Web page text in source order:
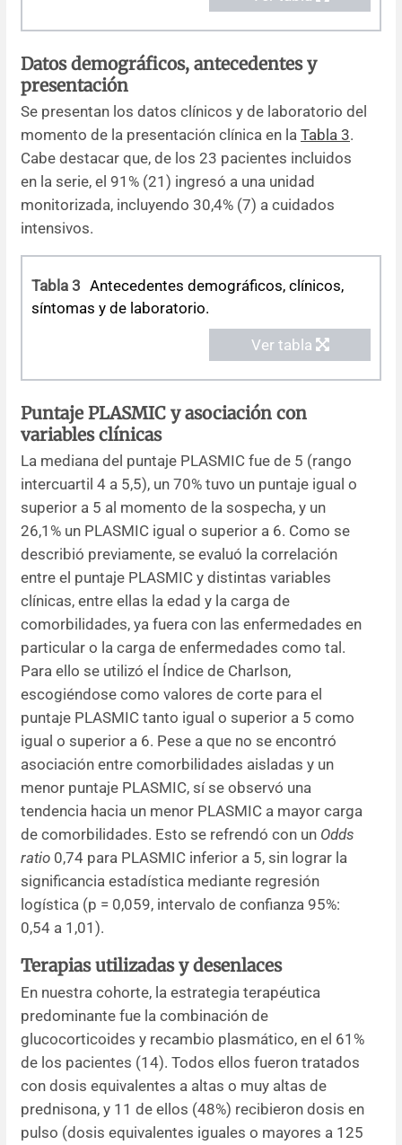
Datos demográficos, antecedentes y
presentación
Se presentan los datos clínicos y de laboratorio del
momento de la presentación clínica en la Tabla 3.
Cabe destacar que, de los 23 pacientes incluidos
en la serie, el 91% (21) ingresó a una unidad
monitorizada, incluyendo 30,4% (7) a cuidados
intensivos.
Tabla 3 Antecedentes demográficos, clínicos,
síntomas y de laboratorio.
Ver tabla
Puntaje PLASMIC y asociación con
variables clínicas
La mediana del puntaje PLASMIC fue de 5 (rango
intercuartil 4 a 5,5), un 70% tuvo un puntaje igual o
superior a 5 al momento de la sospecha, y un
26,1% un PLASMIC igual o superior a 6. Como se
describió previamente, se evaluó la correlación
entre el puntaje PLASMIC y distintas variables
clínicas, entre ellas la edad y la carga de
comorbilidades, ya fuera con las enfermedades en
particular o la carga de enfermedades como tal.
Para ello se utilizó el Índice de Charlson,
escogiéndose como valores de corte para el
puntaje PLASMIC tanto igual o superior a 5 como
igual o superior a 6. Pese a que no se encontró
asociación entre comorbilidades aisladas y un
menor puntaje PLASMIC, sí se observó una
tendencia hacia un menor PLASMIC a mayor carga
de comorbilidades. Esto se refrendó con un Odds
ratio 0,74 para PLASMIC inferior a 5, sin lograr la
significancia estadística mediante regresión
logística (p = 0,059, intervalo de confianza 95%:
0,54 a 1,01).
Terapias utilizadas y desenlaces
En nuestra cohorte, la estrategia terapéutica
predominante fue la combinación de
glucocorticoides y recambio plasmático, en el 61%
de los pacientes (14). Todos ellos fueron tratados
con dosis equivalentes a altas o muy altas de
prednisona, y 11 de ellos (48%) recibieron dosis en
pulso (dosis equivalentes iguales o mayores a 125